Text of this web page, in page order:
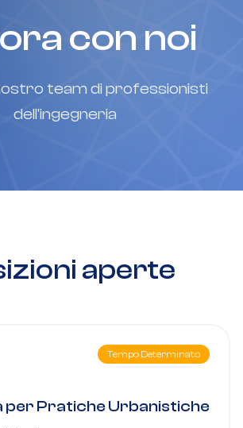
con noi
team di professionisti
dell'ingegneria
aperte
Tempo Determinato
per Pratiche Urbanistiche